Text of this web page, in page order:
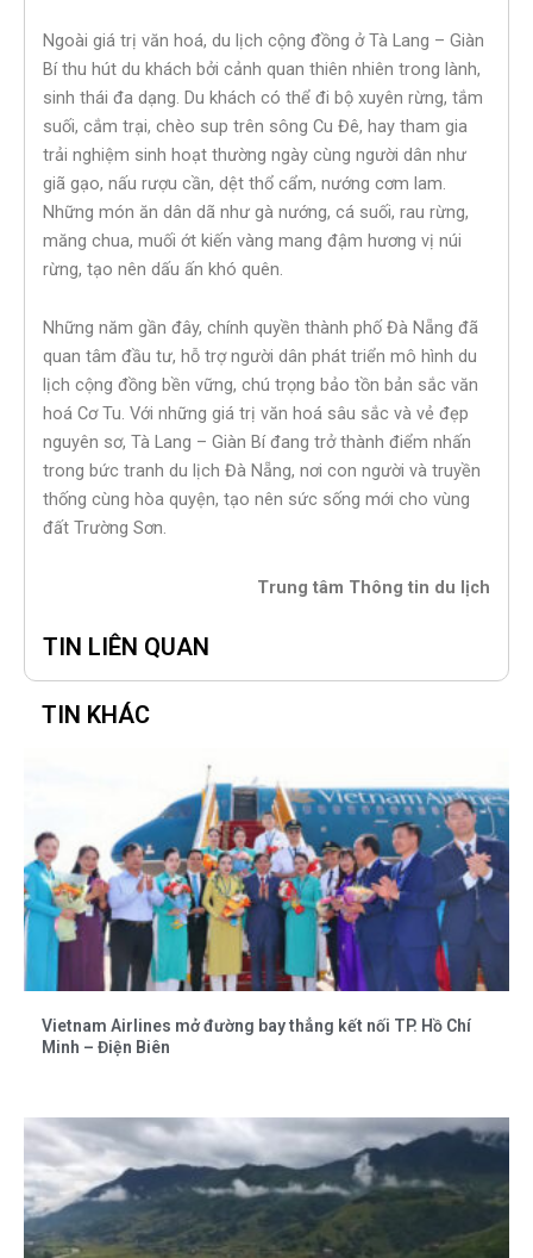
Ngoài giá trị văn hoá, du lịch cộng đồng ở Tà Lang – Giàn
Bí thu hút du khách bởi cảnh quan thiên nhiên trong lành,
sinh thái đa dạng. Du khách có thể đi bộ xuyên rừng, tắm
suối, cắm trại, chèo sup trên sông Cu Đê, hay tham gia
trải nghiệm sinh hoạt thường ngày cùng người dân như
giã gạo, nấu rượu cần, dệt thổ cẩm, nướng cơm lam.
Những món ăn dân dã như gà nướng, cá suối, rau rừng,
măng chua, muối ớt kiến vàng mang đậm hương vị núi
rừng, tạo nên dấu ấn khó quên.
Những năm gần đây, chính quyền thành phố Đà Nẵng đã
quan tâm đầu tư, hỗ trợ người dân phát triển mô hình du
lịch cộng đồng bền vững, chú trọng bảo tồn bản sắc văn
hoá Cơ Tu. Với những giá trị văn hoá sâu sắc và vẻ đẹp
nguyên sơ, Tà Lang – Giàn Bí đang trở thành điểm nhấn
trong bức tranh du lịch Đà Nẵng, nơi con người và truyền
thống cùng hòa quyện, tạo nên sức sống mới cho vùng
đất Trường Sơn.
Trung tâm Thông tin du lịch
TIN LIÊN QUAN
TIN KHÁC
Vietnam Airlines mở đường bay thẳng kết nối TP. Hồ Chí
Minh – Điện Biên